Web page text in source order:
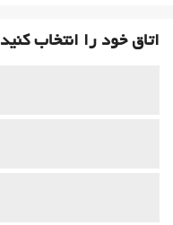
اتاق خود را انتخاب کنید